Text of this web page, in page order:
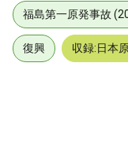
福島第一原発事故
復興 収録:日本